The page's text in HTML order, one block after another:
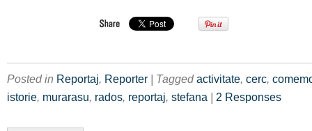
Posted in Reportaj, Reporter | Taggedactivitate, cerc,
istorie, murarasu, rados, reportaj, stefana | 2 Responses